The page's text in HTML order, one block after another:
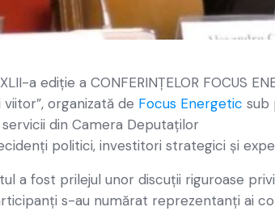
a ediţie a CONFERINŢELOR FOCUS
organizată de Focus Energetic sub
din Camera Deputaților
politici, investitori strategici și
a fost prilejul unor discuții riguroase
s-au numărat reprezentanți ai